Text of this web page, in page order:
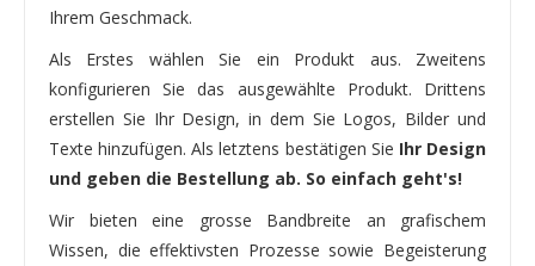
Ihrem Geschmack.
Als Erstes wählen Sie ein Produkt aus. Zweitens
konfigurieren Sie das ausgewählte Produkt. Drittens
erstellen Sie Ihr Design, in dem Sie Logos, Bilder und
Texte hinzufügen. Als letztens bestätigen Sie Ihr Design
und geben die Bestellung ab. So einfach geht's!
Wir bieten eine grosse Bandbreite an grafischem
Wissen, die effektivsten Prozesse sowie Begeisterung